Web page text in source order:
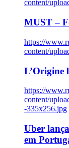
content/
MUST –
https://
content/
L’Origine
https://
content/
-335x256.jpg
Uber
em